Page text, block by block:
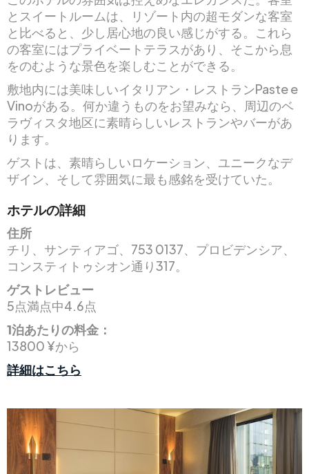
とスイートルームは、リゾート内の超モダンな客室
と比べると、少し居心地の良い感じがする。これら
の客室にはプライベートテラスがあり、そこから息
をのむような景色を楽しむことができる。
敷地内には美味しいイタリアン・レストランPaste e
Vinoがある。何か違うものをお望みなら、周辺のベ
ラヴィスタ地区に素晴らしいレストランやバーがあ
ります。
ゲストは、素晴らしいロケーション、ユニークなデ
ザイン、そして雰囲気に最も感銘を受けていた。
ホテルの詳細
住所
チリ、サンティアゴ、753 0137、プロビデンシア、
コンスティトゥシオン通り317。
ゲストレビュー
5点満点中4.6点
1泊あたりの料金：
13800 ¥から
詳細はこちら